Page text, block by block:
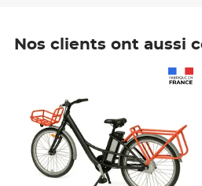
Nos clients ont aussi